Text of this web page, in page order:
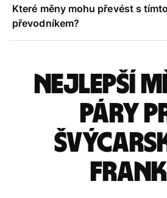
Které měny mohu převést s tímto
převodníkem?
Nejlepší
páry